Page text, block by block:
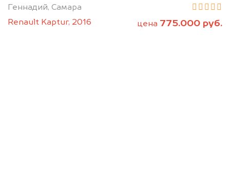
Геннадий, Самара
Renault Kaptur, 2016
цена 775.000 руб.